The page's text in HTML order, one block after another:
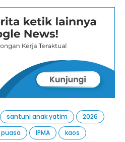
santuni anak yatim
2026
IPMA
kaos